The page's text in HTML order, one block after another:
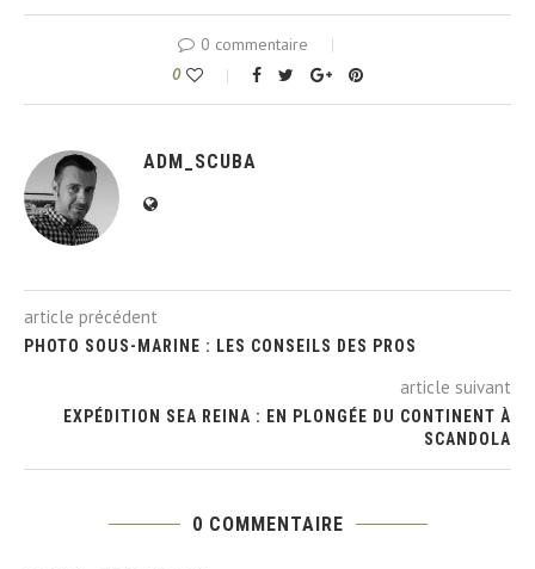
0 commentaire
0
ADM_SCUBA
article précédent
PHOTO SOUS-MARINE : LES CONSEILS DES PROS
article suivant
EXPÉDITION SEA REINA : EN PLONGÉE DU CONTINENT À
SCANDOLA
0 COMMENTAIRE